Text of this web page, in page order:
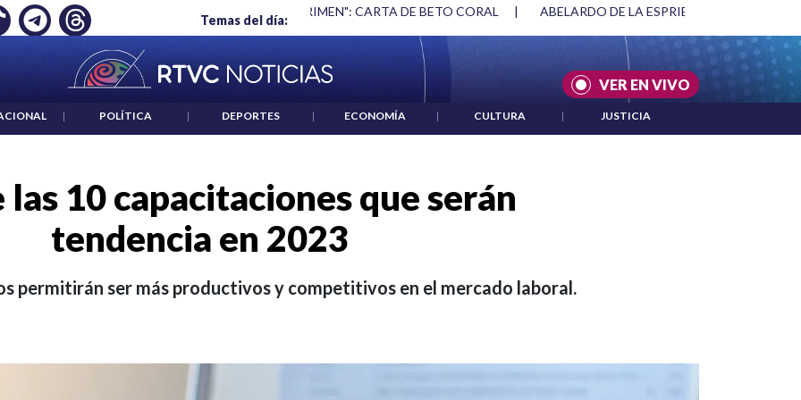
Temas del día:
UN CRIMEN": CARTA DE BETO CORAL ABELARDO DE LA ESPRIELLA Y DMG | ACUERDOS ENTRE ESTADOS UNIDOS E
VER EN VIVO
| POLÍTICA | DEPORTES | ECONOMÍA | CULTURA | JUSTICIA
las 10 capacitaciones que serán
tendencia en 2023
permitirán ser más productivos y competitivos en el mercado laboral.